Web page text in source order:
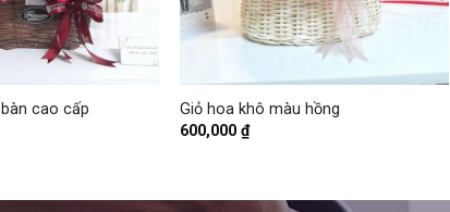
cao cấp
Giỏ hoa khô màu hồng
600,000₫